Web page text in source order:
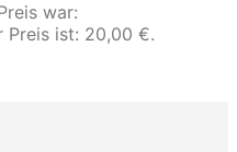
war:
Preis ist: 20,00 €.